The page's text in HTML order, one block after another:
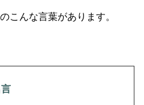
こんな言葉があります。